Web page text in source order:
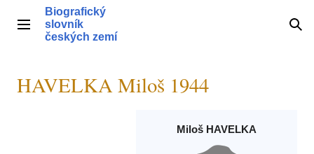
obsahHlavní menu
Biografický
slovník
českých zemí
HAVELKA Miloš 1944
Miloš HAVELKA